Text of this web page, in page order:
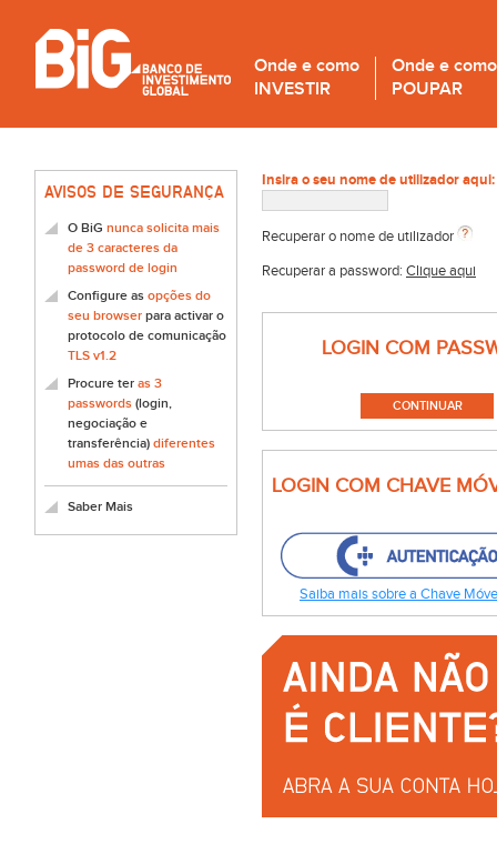
Onde e como
INVESTIR
Onde e como
POUPAR
AVISOS DE SEGURANÇA
O BiG nunca solicita mais
de 3 caracteres da
password de login
Configure as opções do
seu browser para activar o
protocolo de comunicação
TLS v1.2
Procure ter as 3
passwords (login,
negociação e
transferência) diferentes
umas das outras
Saber Mais
Insira o seu nome de utilizador aqui:
Recuperar o nome de utilizador
Recuperar a password: Clique aqui
LOGIN COM
LOGIN COM CHAVE
Saiba mais sobre a Chave